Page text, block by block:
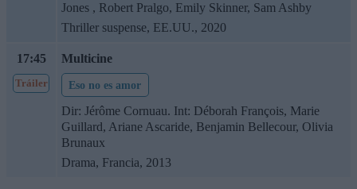
Jones , Robert Pralgo, Emily Skinner, Sam Ashby
Thriller suspense, EE.UU., 2020
17:45
Tráiler
Multicine
Eso no es amor
Dir: Jérôme Cornuau. Int: Déborah François, Marie
Guillard, Ariane Ascaride, Benjamin Bellecour, Olivia
Brunaux
Drama, Francia, 2013